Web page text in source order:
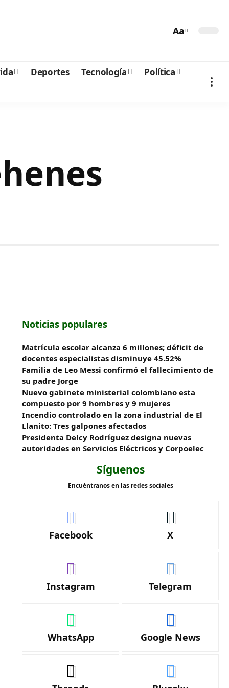
Aa
Deportes Tecnología
Política
Noticias populares
Matrícula escolar alcanza 6 millones; déficit de
docentes especialistas disminuye 45.52%
Familia de Leo Messi confirmó el fallecimiento de
su padre Jorge
Nuevo gabinete ministerial colombiano esta
compuesto por 9 hombres y 9 mujeres
Incendio controlado en la zona industrial de El
Llanito: Tres galpones afectados
Presidenta Delcy Rodríguez designa nuevas
autoridades en Servicios Eléctricos y Corpoelec
Síguenos
Encuéntranos en las redes sociales
Facebook X
Instagram Telegram
WhatsApp Google News